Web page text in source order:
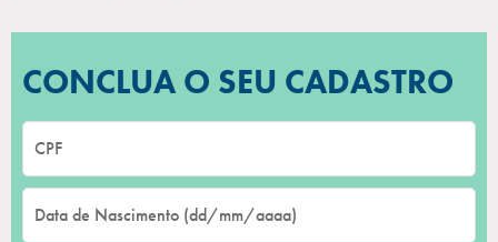
CONCLUA O SEU CADASTRO